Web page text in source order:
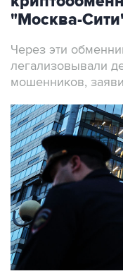
"Москва-
Через эти
легализовывали
мошенников,